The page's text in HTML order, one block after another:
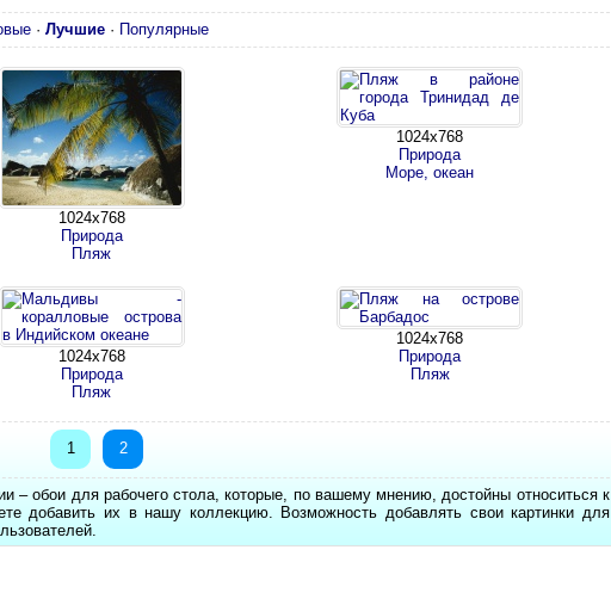
· Лучшие · Популярные
1024х768
Природа
Пляж
1024х768
Природа
Море, океан
1024х768
Природа
Пляж
1024х768
Природа
Пляж
1 2
– обои для рабочего стола, которые, по вашему мнению, достойны относиться к
добавить их в нашу коллекцию. Возможность добавлять свои картинки для